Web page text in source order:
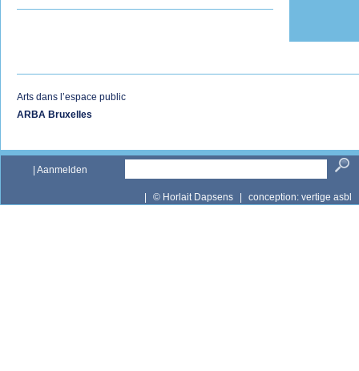
Arts dans l’espace public
ARBA Bruxelles
Aanmelden
© Horlait Dapsens conception: vertige asbl